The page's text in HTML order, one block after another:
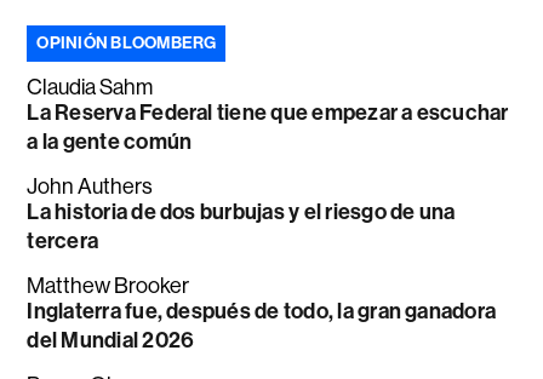
OPINIÓN BLOOMBERG
Claudia Sahm
La Reserva Federal tiene que empezar a escuchar
a la gente común
John Authers
La historia de dos burbujas y el riesgo de una
tercera
Matthew Brooker
Inglaterra fue, después de todo, la gran ganadora
del Mundial 2026